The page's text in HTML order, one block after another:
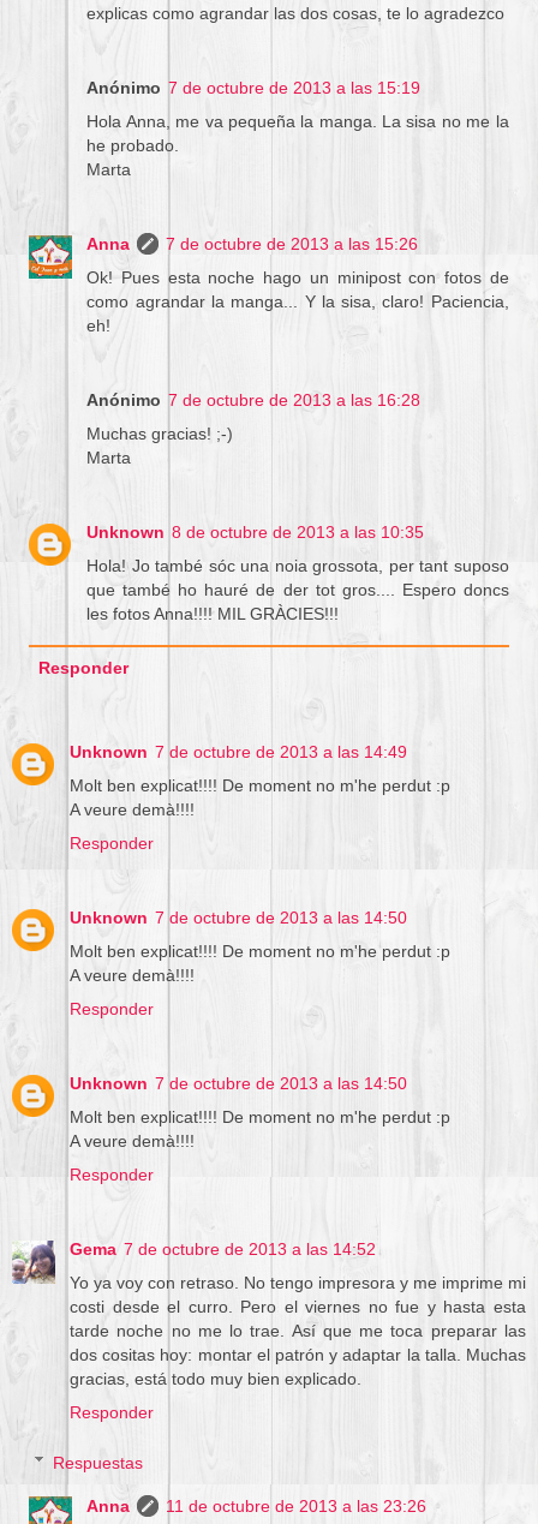
explicas como agrandar las dos cosas, te lo agradezco
Anónimo 7 de octubre de 2013 a las 15:19
Hola Anna, me va pequeña la manga. La sisa no me la
he probado.
Marta
Anna
7 de octubre de 2013 a las 15:26
Ok! Pues esta noche hago un minipost con fotos de
como agrandar la manga... Y la sisa, claro! Paciencia,
eh!
Anónimo 7 de octubre de 2013 a las 16:28
Muchas gracias! ;-)
Marta
Unknown 8 de octubre de 2013 a las 10:35
Hola! Jo també sóc una noia grossota, per tant suposo
que també ho hauré de der tot gros.... Espero doncs
les fotos Anna!!!! MIL GRÀCIES!!!
Responder
Unknown 7 de octubre de 2013 a las 14:49
Molt ben explicat!!!! De moment no m'he perdut :p
A veure demà!!!!
Responder
Unknown 7 de octubre de 2013 a las 14:50
Molt ben explicat!!!! De moment no m'he perdut :p
A veure demà!!!!
Responder
Unknown 7 de octubre de 2013 a las 14:50
Molt ben explicat!!!! De moment no m'he perdut :p
A veure demà!!!!
Responder
Gema 7 de octubre de 2013 a las 14:52
Yo ya voy con retraso. No tengo impresora y me imprime mi
costi desde el curro. Pero el viernes no fue y hasta esta
tarde noche no me lo trae. Así que me toca preparar las
dos cositas hoy: montar el patrón y adaptar la talla. Muchas
gracias, está todo muy bien explicado.
Responder
Respuestas
Anna
11 de octubre de 2013 a las 23:26